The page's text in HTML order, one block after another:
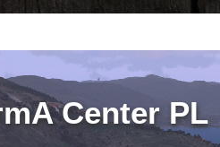
Center PL